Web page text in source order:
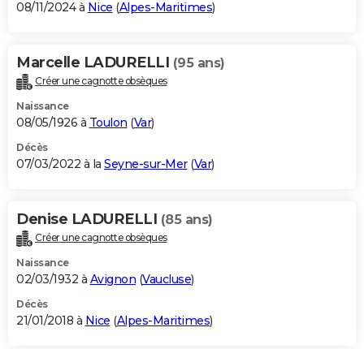
S'inscrire
Se connecter
Lycées
Collèges
Primaires
Universités
Entreprises
Service militaire
Avis de recherche
AVIS DE DÉCÈS
Bricolage
Lifestyle
Culture
Sport
Auto
Television
Voyage
Cinema
08/11/2024 à Nice (Alpes-Maritimes)
Marcelle LADURELLI (95 ans)
Créer une cagnotte obsèques
Naissance
08/05/1926 à Toulon (Var)
Décès
07/03/2022 à la Seyne-sur-Mer(Var)
Denise LADURELLI (85 ans)
Créer une cagnotte obsèques
Naissance
02/03/1932 à Avignon (Vaucluse)
Décès
21/01/2018 à Nice (Alpes-Maritimes)